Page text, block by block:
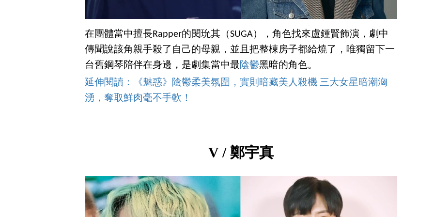
在團體當中擅長Rapper的閔玧其（SUGA），角色找來盧鍾賢飾演，劇中
傳聞說該角親手殺了自己的母親，並且把整棟房子都給燒了，唯獨留下一
台舊鋼琴陪伴在身邊，是劇集當中最 陰鬱黑暗的角色。
延伸閱讀：《魅惑》陰鬱柔美氛圍，實則暗藏美人殺機 三大女星暗潮洶
湧，奪取鮮肉毫不手軟！
V / 鄭宇真